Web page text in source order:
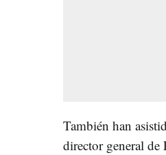
También han
director general de